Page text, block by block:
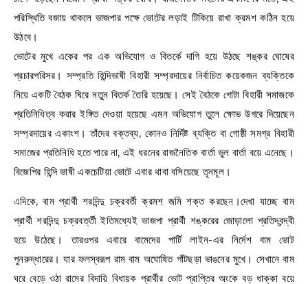
পরিস্থিতি বজায় থাকলে ভাজপার পক্ষে ভোটের লড়াই টিকিয়ে রাখা ক্রমশ কঠিন হয়ে
উঠবে।
ভোটের মুখে একের পর এক অভিযোগ ও বিতর্কে দাগি হয়ে উঠছে শঙ্কর ঘোষের
প্রচারপরিসর। সম্প্রতি হিন্দিভাষী বিহারী সম্প্রদায়ের নির্বাচিত কয়েকজন ব্যক্তিকে
নিয়ে একটি বৈঠক ঘিরে নতুন বিতর্ক তৈরি হয়েছে। সেই বৈঠকে গোটা বিহারী সমাজকে
প্রতিনিধিত্ব করার ইঙ্গিত দেওয়া হয়েছে এমন অভিযোগ তুলে ক্ষোভ উগরে দিয়েছেন
সম্প্রদায়ের একাংশ। তাঁদের বক্তব্য, কোনও নির্দিষ্ট ব্যক্তি বা গোষ্ঠী সমগ্র বিহারী
সমাজের প্রতিনিধি হতে পারে না, এই ধরনের রাজনৈতিক বার্তা ভুল বার্তা বয়ে এনেছে।
বিজেপির হিন্দি ভাষী একচেটিয়া ভোটে এবার থাবা বসিয়েছে তৃনমূল।
এদিকে, বাম প্রার্থী শরদিন্দু চক্রবর্তী ক্রমশ জমি শক্ত করছেন।দেখা যাচ্ছে বাম
প্রার্থী শরদিন্দু চক্রবর্ত্তী ইতিমধ্যেই ভাজপা প্রার্থী শঙ্করের জোড়ালো প্রতিদ্বন্দ্বী
হয়ে উঠেছে। তারওপর এবারে বামেদের পার্টি লাইন-এর নির্দেশ বাম ভোট
পুনরুদ্ধারের। যার ফলস্বরূপ রাম বাম অঘোষিত গাঁটছড়া ভাঙনের মুখে। সেখানে বাম
ঘরে বেড়ে ওঠা রামের বিদায়ি বিধায়ক প্রার্থীর ভোট প্রাপ্তির অংকে বড় ধাক্কা বয়ে